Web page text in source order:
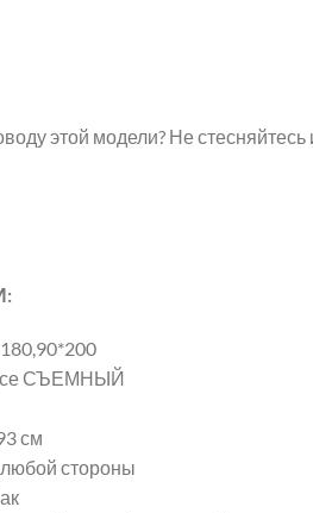
этой модели? Не
СЪЕМНЫЙ
см
стороны